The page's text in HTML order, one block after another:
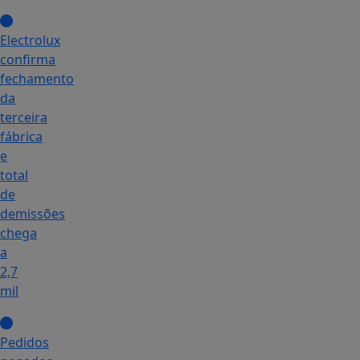
Electrolux
confirma
fechamento
da
terceira
fábrica
e
total
de
demissões
chega
a
2,7
mil
Pedidos